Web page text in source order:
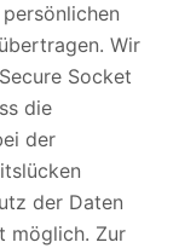
Wir
Socket
die
der
der Daten
möglich. Zur